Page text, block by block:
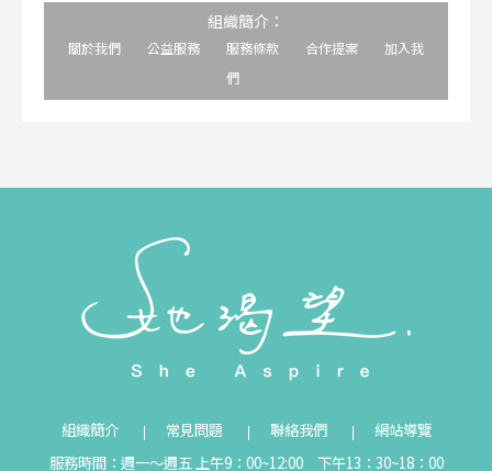
組織簡介：
關於我們 公益服務 服務條款 合作提案
加入我
們
組織簡介 常見問題 聯絡我們
網站導覽
服務時間：週一～週五 上午9：00~12:00 下午13：30~18：00